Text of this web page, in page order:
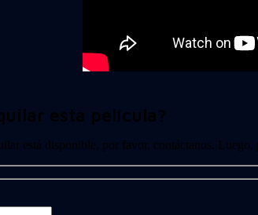
esta película?
está disponible, por favor, contáctanos. Luego,